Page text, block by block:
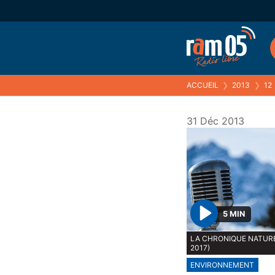
ACCUEIL ❯ 2013 ❯ 12
31 Déc 2013
P
l
a
y
5 MIN
LA CHRONIQUE
2017)
ENVIRONNEMENT